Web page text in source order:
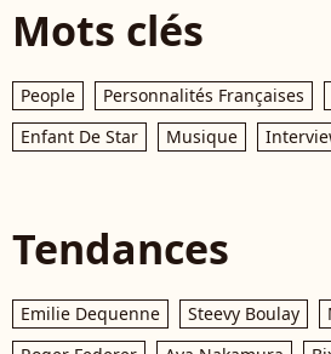
Mots clés
People Personnalités Françaises
Enfant De Star
Musique
Tendances
Emilie Dequenne Steevy Boulay